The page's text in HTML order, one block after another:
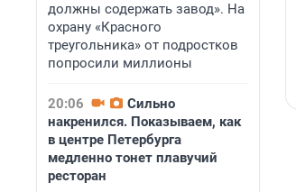
должны содержать завод». На
охрану «Красного
треугольника» от подростков
попросили миллионы
20:06
Сильно
накренился. Показываем, как
в центре Петербурга
медленно тонет плавучий
ресторан